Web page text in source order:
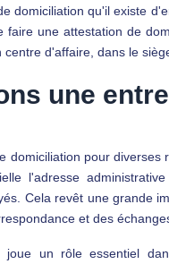
domiciliation qu'il existe
faire une attestation de
d'affaire, dans le
une
domiciliation pour
l'adresse
Cela revêt une grande
et des
joue un rôle essentiel